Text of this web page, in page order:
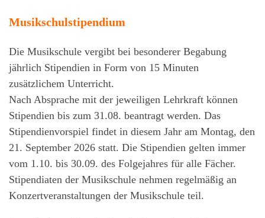
Musikschulstipendium
Die Musikschule vergibt bei besonderer Begabung
jährlich Stipendien in Form von 15 Minuten
zusätzlichem Unterricht.
Nach Absprache mit der jeweiligen Lehrkraft können
Stipendien bis zum 31.08. beantragt werden. Das
Stipendienvorspiel findet in diesem Jahr am Montag, den
21. September 2026 statt. Die Stipendien gelten immer
vom 1.10. bis 30.09. des Folgejahres für alle Fächer.
Stipendiaten der Musikschule nehmen regelmäßig an
Konzertveranstaltungen der Musikschule teil.